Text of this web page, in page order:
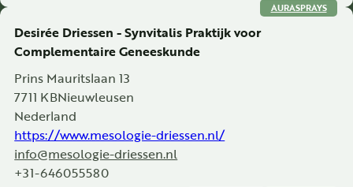
Desirée Driessen - Synvitalis Praktijk voor
Complementaire Geneeskunde
Prins Mauritslaan 13
7711 KBNieuwleusen
Nederland
https://www.mesologie-driessen.nl/
info@mesologie-driessen.nl
+31-646055580
AURASPRAYS